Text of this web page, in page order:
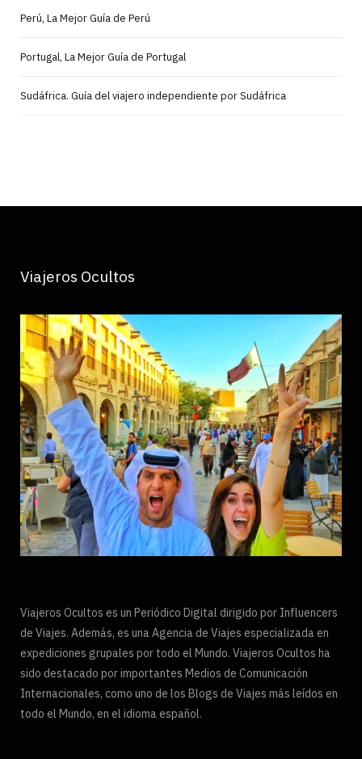
Perú, La Mejor Guía de Perú
Portugal, La Mejor Guía de Portugal
Sudáfrica. Guía del viajero independiente por Sudáfrica
Viajeros Ocultos
Viajeros Ocultos es un Periódico Digital dirigido por Influencers
de Viajes. Además, es una Agencia de Viajes especializada en
expediciones grupales por todo el Mundo. Viajeros Ocultos ha
sido destacado por importantes Medios de Comunicación
Internacionales, como uno de los Blogs de Viajes más leídos en
todo el Mundo, en el idioma español.